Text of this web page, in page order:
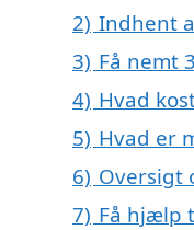
2) Indhent
3) Få nemt
4) Hvad
5) Hvad er
6) Oversigt
7) Få hjælp